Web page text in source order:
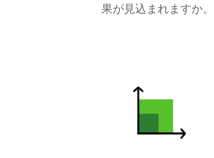
果が見込まれますか。